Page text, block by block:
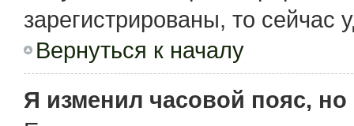
зарегистрированы, то сейчас
Вернуться к началу
Я изменил часовой пояс,